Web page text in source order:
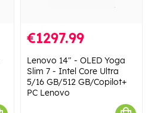
€1297.99
Lenovo 14" - OLED Yoga
Slim 7 - Intel Core Ultra
5/16 GB/512 GB/Copilot+
PC Lenovo